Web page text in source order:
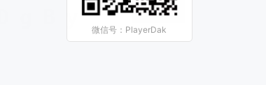
微信号：PlayerDak